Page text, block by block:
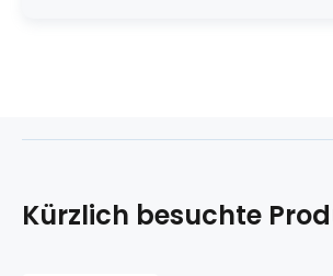
Kürzlich besuchte